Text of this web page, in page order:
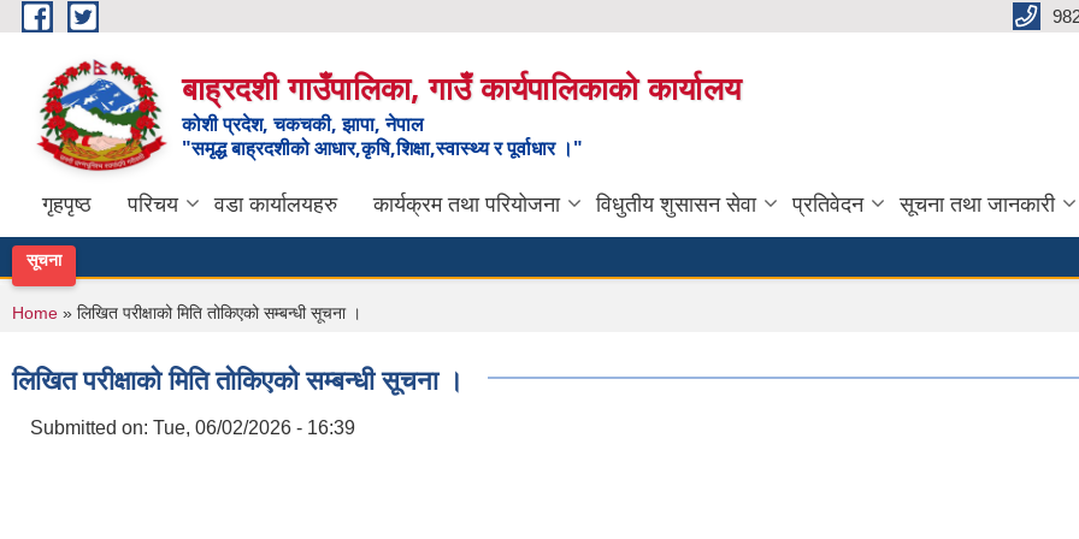
Skip to main content
बाह्रदशी गाउँपालिका, गाउँ कार्यपालिकाको कार्यालय
कोशी प्रदेश, चकचकी, झापा, नेपाल
"समृद्ध बाह्रदशीको आधार,कृषि,शिक्षा,स्वास्थ्य र पूर्वाधार ।"
गृहपृष्ठ परिचय वडा कार्यालयहरु कार्यक्रम तथा परियोजना विधुतीय शुसासन सेवा प्रतिवेदन सूचना तथा जानकारी
सूचना
You are here
Home » लिखित परीक्षाको मिति तोकिएको सम्बन्धी सूचना ।
लिखित परीक्षाको मिति तोकिएको सम्बन्धी सूचना ।
Submitted on: Tue, 06/02/2026 - 16:39